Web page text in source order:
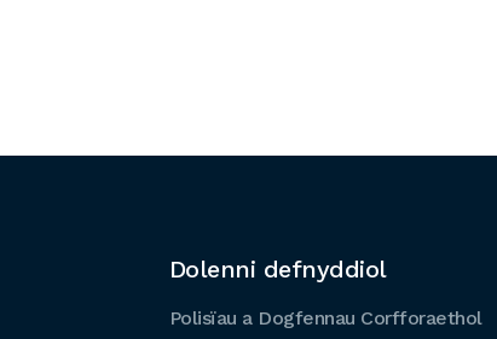
Dolenni defnyddiol
Polisïau a Dogfennau Corfforaethol